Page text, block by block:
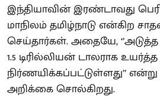
இந்தியாவின் இரண்டாவது
மாநிலம் தமிழ்நாடு என்கிற
செய்தார்கள். அதையே,
1.5 டிரில்லியன் டாலராக
நிர்ணயிக்கப்பட்டுள்ளது’’ என்று
அறிக்கை சொல்கிறது.